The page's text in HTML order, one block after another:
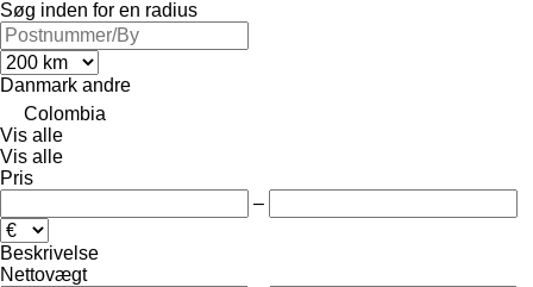
Søg inden for en radius
Danmark andre
Colombia
Vis alle
Vis alle
Pris
–
Beskrivelse
Nettovægt